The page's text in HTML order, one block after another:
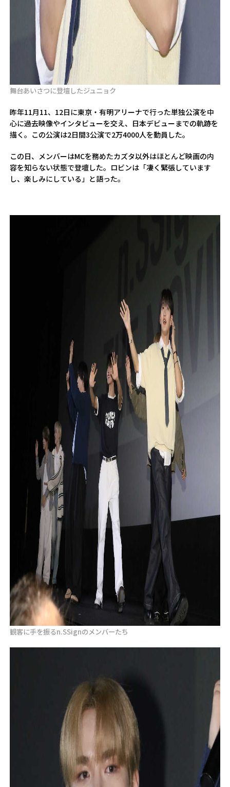
舞台あいさつに登壇したジュニョク
昨年11月11、12日に東京・有明アリーナで行った単独公演を中
心に過去映像やインタビューを交え、日本デビューまでの軌跡を
描く。この公演は2日間3公演で2万4000人を動員した。
この日、メンバーはMCを務めたカズタ以外はほとんど映画の内
容を知らない状態で登壇した。ロビンは「凄く緊張しています
し、楽しみにしている」と語った。
観客に手を振るn.SSignのメンバーたち